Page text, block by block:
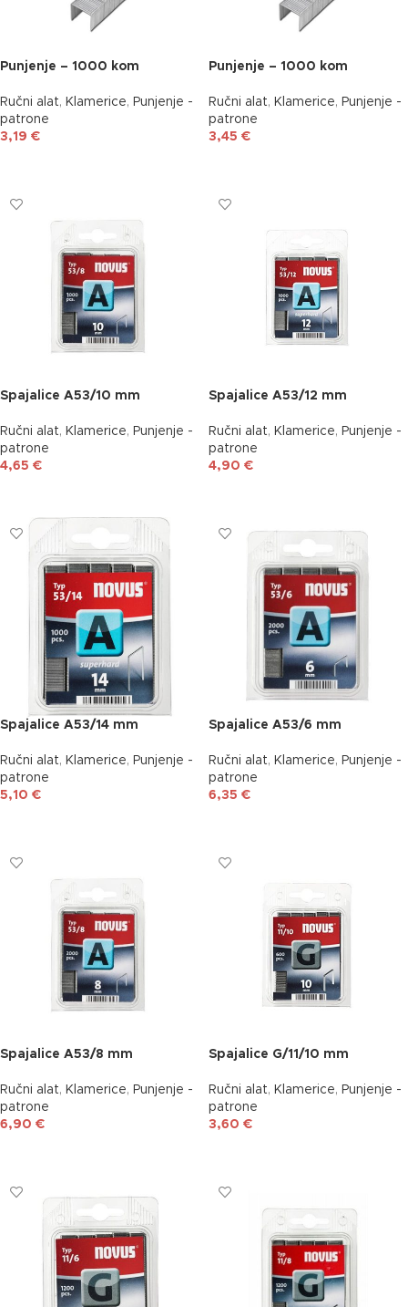
Punjenje – 1000 kom
Ručni alat, Klamerice, Punjenje -
patrone
3,19 €
Punjenje – 1000 kom
Ručni alat, Klamerice, Punjenje -
patrone
3,45 €
Spajalice A53/10 mm
Ručni alat, Klamerice, Punjenje -
patrone
4,65 €
Spajalice A53/12 mm
Ručni alat, Klamerice, Punjenje -
patrone
4,90 €
Spajalice A53/14 mm
Ručni alat, Klamerice, Punjenje -
patrone
5,10 €
Spajalice A53/6 mm
Ručni alat, Klamerice, Punjenje -
patrone
6,35 €
Spajalice A53/8 mm
Ručni alat, Klamerice, Punjenje -
patrone
6,90 €
Spajalice G/11/10 mm
Ručni alat, Klamerice, Punjenje -
patrone
3,60 €